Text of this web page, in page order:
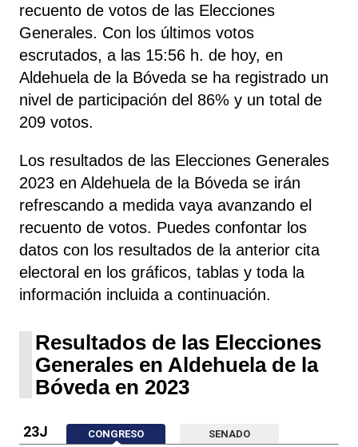
recuento de votos de las Elecciones
Generales. Con los últimos votos
escrutados, a las 15:56 h. de hoy, en
Aldehuela de la Bóveda se ha registrado un
nivel de participación del 86% y un total de
209 votos.
Los resultados de las Elecciones Generales
2023 en Aldehuela de la Bóveda se irán
refrescando a medida vaya avanzando el
recuento de votos. Puedes confontar los
datos con los resultados de la anterior cita
electoral en los gráficos, tablas y toda la
información incluida a continuación.
Resultados de las Elecciones
Generales en Aldehuela de la
Bóveda en 2023
23J CONGRESO SENADO